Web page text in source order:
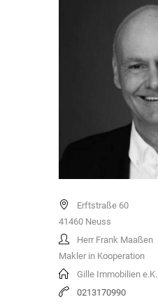
Erftstraße 60
41460 Neuss
Herr Frank Maaßen
Makler in Kooperation
Gille Immobilien e.K.
0213170990